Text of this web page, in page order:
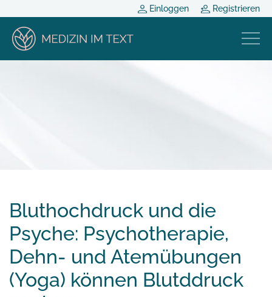
Einloggen Registrieren
Bluthochdruck und die
Psyche: Psychotherapie,
Dehn- und Atemübungen
(Yoga) können Blutddruck